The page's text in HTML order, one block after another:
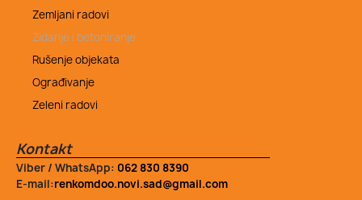
Zemljani radovi
Zidanje i betoniranje
Rušenje objekata
Ograđivanje
Zeleni radovi
Kontakt
Viber / WhatsApp: 062 830 8390
E-mail:renkomdoo.novi.sad@gmail.com